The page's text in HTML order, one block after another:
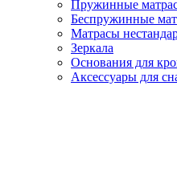
Пружинные
Беспружинные
Матрасы
Зеркала
Основания для
Аксессуары для